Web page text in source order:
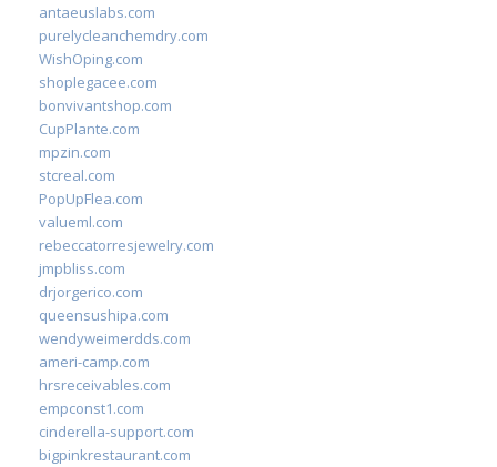
antaeuslabs.com
purelycleanchemdry.com
WishOping.com
shoplegacee.com
bonvivantshop.com
CupPlante.com
mpzin.com
stcreal.com
PopUpFlea.com
valueml.com
rebeccatorresjewelry.com
jmpbliss.com
drjorgerico.com
queensushipa.com
wendyweimerdds.com
ameri-camp.com
hrsreceivables.com
empconst1.com
cinderella-support.com
bigpinkrestaurant.com